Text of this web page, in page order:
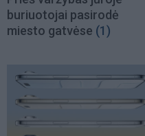
buriuotojai pasirodė
miesto gatvėse (1)